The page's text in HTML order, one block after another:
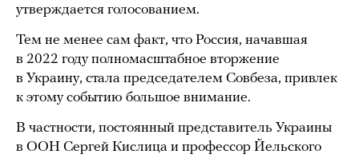
утверждается голосованием.
Тем не менее сам факт, что Россия, начавшая
в 2022 году полномасштабное вторжение
в Украину, стала председателем Совбеза, привлек
к этому событию большое внимание.
В частности, постоянный представитель Украины
в ООН Сергей Кислица и профессор Йельского